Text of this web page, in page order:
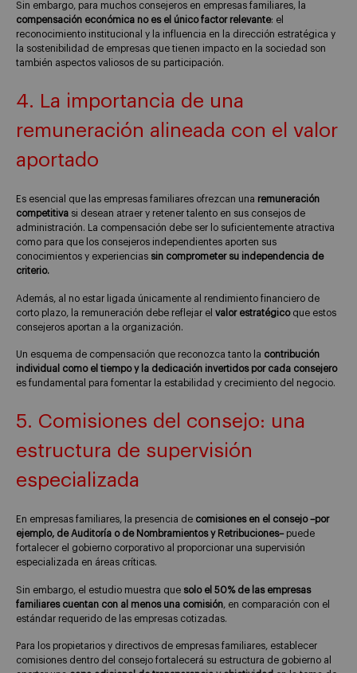
Sin embargo, para muchos consejeros en empresas familiares, la
compensación económica no es el único factor relevante: el
reconocimiento institucional y la influencia en la dirección estratégica y
la sostenibilidad de empresas que tienen impacto en la sociedad son
también aspectos valiosos de su participación.
4. La importancia de una
remuneración alineada con el valor
aportado
Es esencial que las empresas familiares ofrezcan una remuneración
competitiva si desean atraer y retener talento en sus consejos de
administración. La compensación debe ser lo suficientemente atractiva
como para que los consejeros independientes aporten sus
conocimientos y experiencias sin comprometer su independencia de
criterio.
Además, al no estar ligada únicamente al rendimiento financiero de
corto plazo, la remuneración debe reflejar el valor estratégicoque estos
consejeros aportan a la organización.
Un esquema de compensación que reconozca tanto la contribución
individual como el tiempo y la dedicación invertidos por cada consejero
es fundamental para fomentar la estabilidad y crecimiento del negocio.
5. Comisiones del consejo: una
estructura de supervisión
especializada
En empresas familiares, la presencia de comisiones en el consejo –por
ejemplo, de Auditoría o de Nombramientos y Retribuciones–puede
fortalecer el gobierno corporativo al proporcionar una supervisión
especializada en áreas críticas.
Sin embargo, el estudio muestra que solo el 50% de las empresas
familiares cuentan con al menos una comisión, en comparación con el
estándar requerido de las empresas cotizadas.
Para los propietarios y directivos de empresas familiares, establecer
comisiones dentro del consejo fortalecerá su estructura de gobierno al